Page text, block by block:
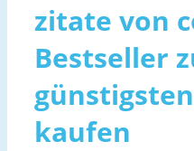
zitate von
Bestseller
kaufen